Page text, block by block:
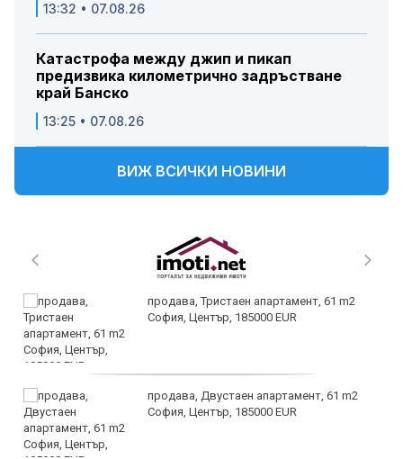
13:32 • 07.08.26
Катастрофа между джип и пикап
предизвика километрично задръстване
край Банско
13:25 • 07.08.26
ВИЖ ВСИЧКИ НОВИНИ
продава, Тристаен апартамент, 61 m2
София, Център, 185000 EUR
продава, Двустаен апартамент, 61 m2
София, Център, 185000 EUR